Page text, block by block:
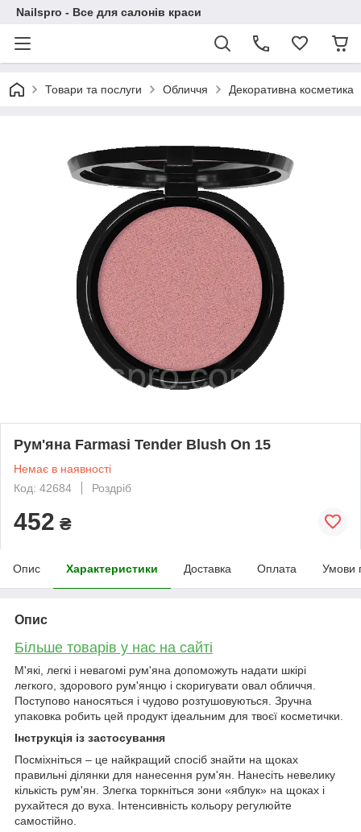
Nailspro - Все для салонів краси
Товари та послуги Обличчя Декоративна косметика
Рум'яна Farmasi Tender Blush On 15
Немає в наявності
Код: 42684
Роздріб
452 ₴
Опис Характеристики Доставка Оплата Умови
Опис
Більше товарів у нас на сайті
М'які, легкі і невагомі рум'яна допоможуть надати шкірі
легкого, здорового рум'янцю і скоригувати овал обличчя.
Поступово наносяться і чудово розтушовуються. Зручна
упаковка робить цей продукт ідеальним для твоєї косметички.
Інструкція із застосування
Посміхніться – це найкращий спосіб знайти на щоках
правильні ділянки для нанесення рум'ян. Нанесіть невелику
кількість рум'ян. Злегка торкніться зони «яблук» на щоках і
рухайтеся до вуха. Інтенсивність кольору регулюйте
самостійно.